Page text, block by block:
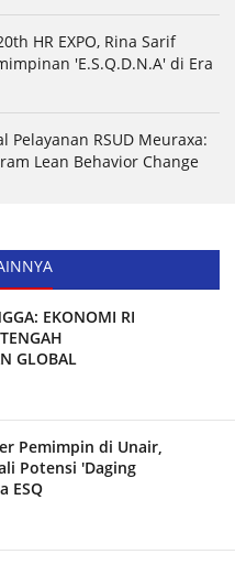
HR EXPO, Rina Sarif
'E.S.Q.D.N.A' di Era
Pelayanan RSUD Meuraxa:
Lean Behavior Change
EKONOMI RI
GLOBAL
Pemimpin di Unair,
Potensi 'Daging
ESQ